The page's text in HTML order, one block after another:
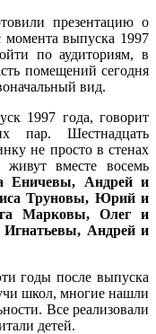
презентацию о
момента выпуска 1997
по аудиториям, в
помещений сегодня
вид.
1997 года, говорит
пар. Шестнадцать
не просто в стенах
вместе восемь
Еничевы, Андрей и
Труновы, Юрий и
Марковы, Олег и
Андрей и
годы после выпуска
школ, многие нашли
Все реализовали
детей.